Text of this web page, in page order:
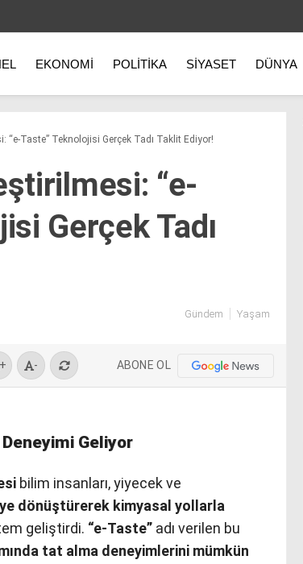
EKONOMI POLITIKA SIYASET DÜNYA
“e-Taste” Teknolojisi Gerçek Tadı Taklit Ediyor!
“e-
Gerçek Tadı
Gündem Yaşam
+ - ABONE OL
Geliyor
bilim insanları, yiyecek ve
dönüştürerek kimyasal yollarla
geliştirdi. “e-Taste” adı verilen bu
tat alma deneyimlerini mümkün